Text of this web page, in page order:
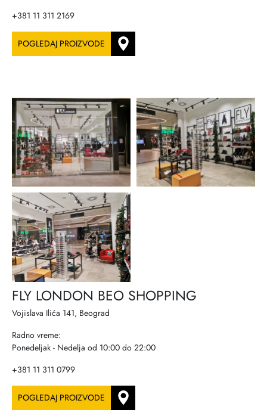
+381 11 311 2169
POGLEDAJ PROIZVODE
FLY LONDON BEO SHOPPING
Vojislava Ilića 141, Beograd
Radno vreme:
Ponedeljak - Nedelja od 10:00 do 22:00
+381 11 311 0799
POGLEDAJ PROIZVODE